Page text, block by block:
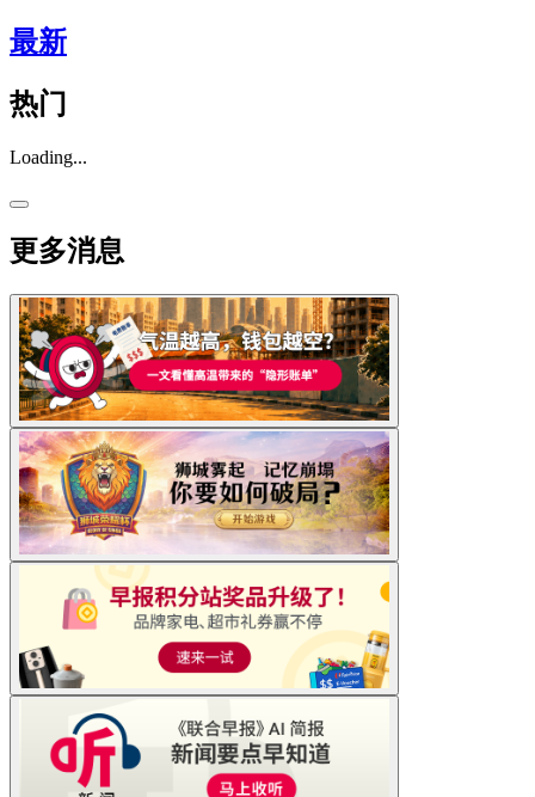
最新
热门
Loading...
更多消息